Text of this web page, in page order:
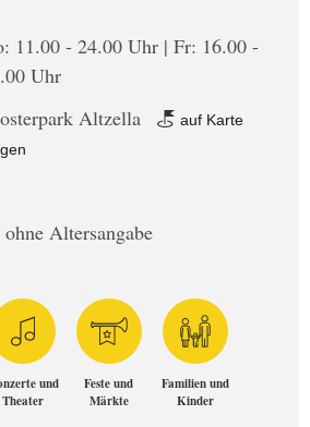
11.00 - 24.00 Uhr | Fr: 16.00 -
Uhr
Altzella
auf Karte
ohne Altersangabe
und
Theater
Feste und
Märkte
Familien und
Kinder